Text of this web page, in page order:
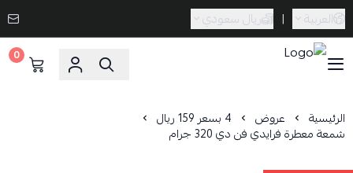
العربية | ريال سعودي
0
الرئيسية عروض 4 بسعر 159 ريال
شمعة معطرة فرايدي فن دي 320 جرام